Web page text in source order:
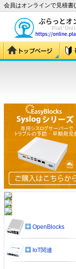
会員はオンラインで見積書(
OpenBlocks
IoT関連